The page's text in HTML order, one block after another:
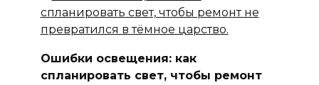
Ошибки освещения: как
спланировать свет, чтобы ремонт